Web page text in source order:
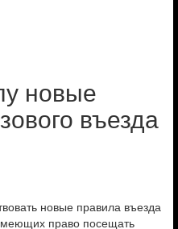
новые
въезда
новые правила въезда
право посещать